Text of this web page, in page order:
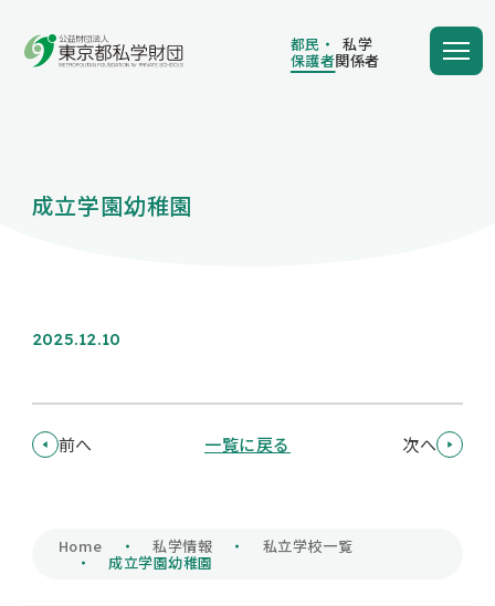
都民・
保護者
私学
関係者
学費を借りる
成立学園幼稚園
2025.12.10
前へ 一覧に戻る 次へ
Home 私学情報 私立学校一覧
成立学園幼稚園